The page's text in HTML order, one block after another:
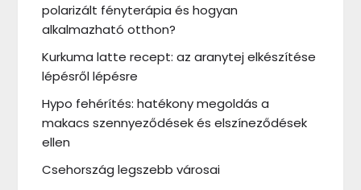
polarizált fényterápia és hogyan
alkalmazható otthon?
Kurkuma latte recept: az aranytej elkészítése
lépésről lépésre
Hypo fehérítés: hatékony megoldás a
makacs szennyeződések és elszíneződések
ellen
Csehország legszebb városai